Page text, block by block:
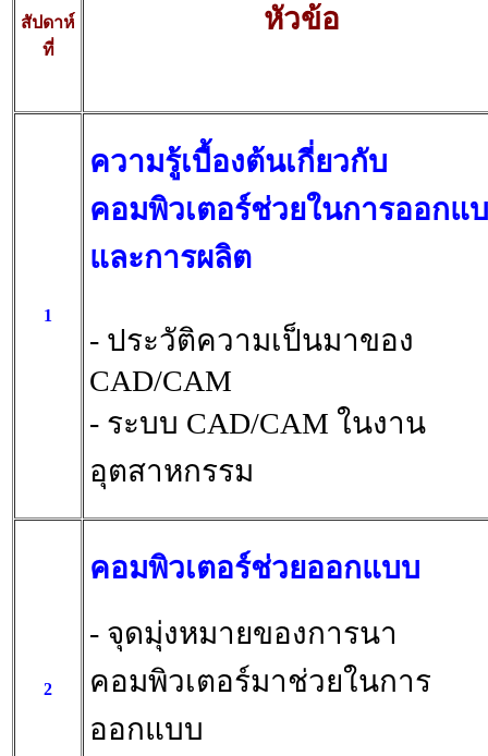
สัปดาห์
ที่
หัวข้อ
1
ความรู้เบื้องต้นเกี่ยวกับ
คอมพิวเตอร์ช่วยในการออกแ
และการผลิต
- ประวัติความเป็นมาของ
CAD/CAM
- ระบบ CAD/CAM ในงาน
อุตสาหกรรม
2
คอมพิวเตอร์ช่วยออกแบบ
- จุดมุ่งหมายของการนา
คอมพิวเตอร์มาช่วยในการ
ออกแบบ